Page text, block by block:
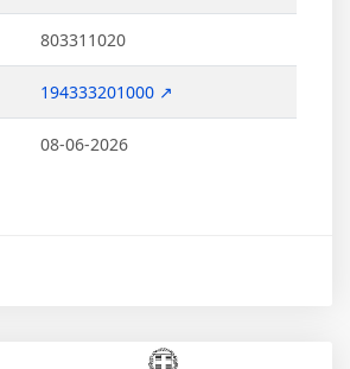
803311020
194333201000 ↗
08-06-2026